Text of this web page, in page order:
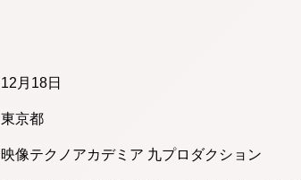
12月18日
東京都
映像テクノアカデミア 九プロダクション